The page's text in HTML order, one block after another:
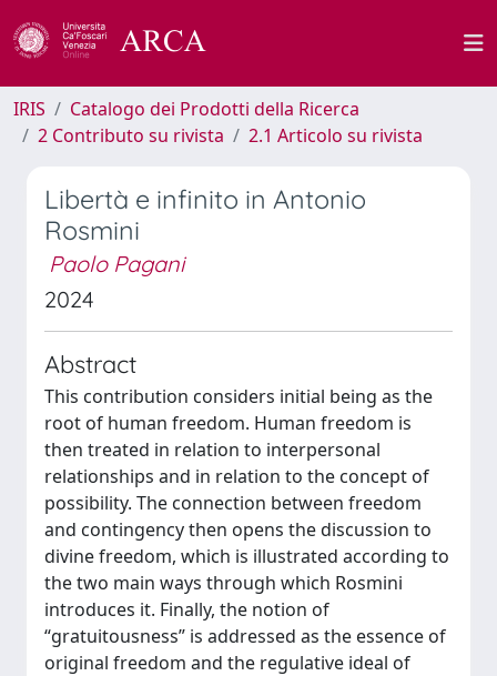
IRIS
Catalogo dei Prodotti della Ricerca
2 Contributo su rivista
2.1 Articolo su rivista
Libertà e infinito in Antonio
Rosmini
Paolo Pagani
2024
Abstract
This contribution considers initial being as the
root of human freedom. Human freedom is
then treated in relation to interpersonal
relationships and in relation to the concept of
possibility. The connection between freedom
and contingency then opens the discussion to
divine freedom, which is illustrated according to
the two main ways through which Rosmini
introduces it. Finally, the notion of
“gratuitousness” is addressed as the essence of
original freedom and the regulative ideal of